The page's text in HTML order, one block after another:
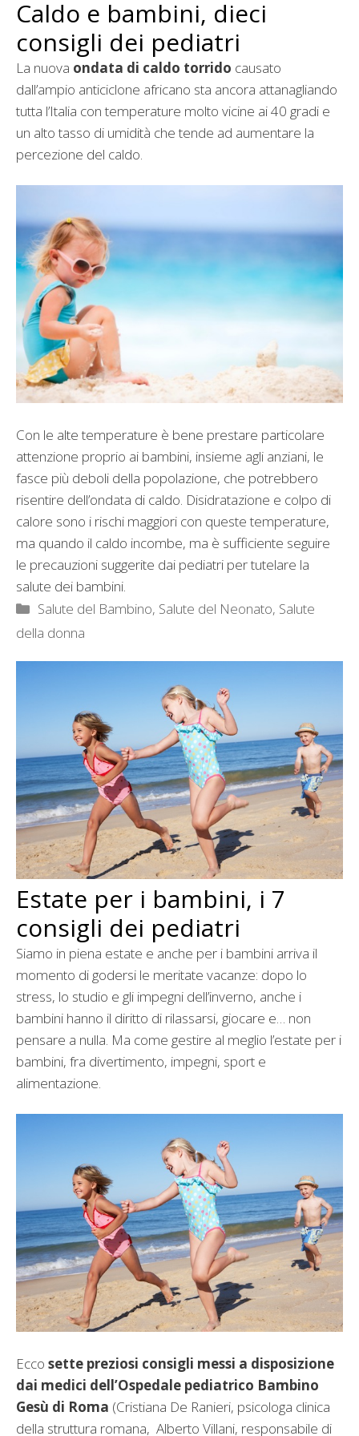
Caldo e bambini, dieci
consigli dei pediatri
La nuova ondata di caldo torrido causato
dall’ampio anticiclone africano sta ancora attanagliando
tutta l’Italia con temperature molto vicine ai 40 gradi e
un alto tasso di umidità che tende ad aumentare la
percezione del caldo.
Con le alte temperature è bene prestare particolare
attenzione proprio ai bambini, insieme agli anziani, le
fasce più deboli della popolazione, che potrebbero
risentire dell’ondata di caldo. Disidratazione e colpo di
calore sono i rischi maggiori con queste temperature,
ma quando il caldo incombe, ma è sufficiente seguire
le precauzioni suggerite dai pediatri per tutelare la
salute dei bambini.
Categorie
Salute del Bambino, Salute del Neonato, Salute
della donna
Estate per i bambini, i 7
consigli dei pediatri
Siamo in piena estate e anche per i bambini arriva il
momento di godersi le meritate vacanze: dopo lo
stress, lo studio e gli impegni dell’inverno, anche i
bambini hanno il diritto di rilassarsi, giocare e… non
pensare a nulla. Ma come gestire al meglio l’estate per i
bambini, fra divertimento, impegni, sport e
alimentazione.
Ecco sette preziosi consigli messi a disposizione
dai medici dell’Ospedale pediatrico Bambino
Gesù di Roma (Cristiana De Ranieri, psicologa clinica
della struttura romana, Alberto Villani, responsabile di